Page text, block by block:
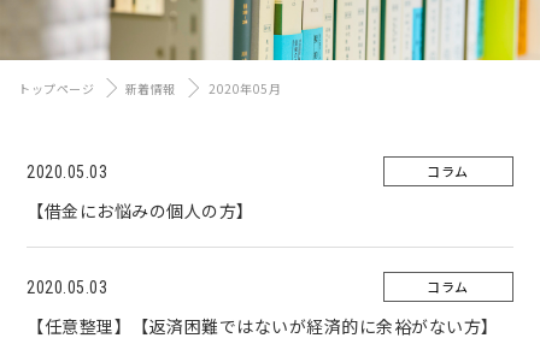
トップページ 新着情報 2020年05月
2020.05.03 コラム
【借金にお悩みの個人の方】
2020.05.03 コラム
【任意整理】【返済困難ではないが経済的に余裕がない方】